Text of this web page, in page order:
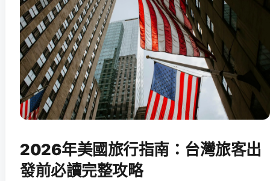
2026年美國旅行指南：台灣旅客出
發前必讀完整攻略